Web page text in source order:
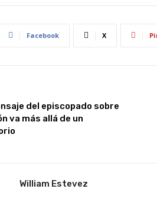
Facebook X
del episcopado sobre
va más allá de un
William Estevez